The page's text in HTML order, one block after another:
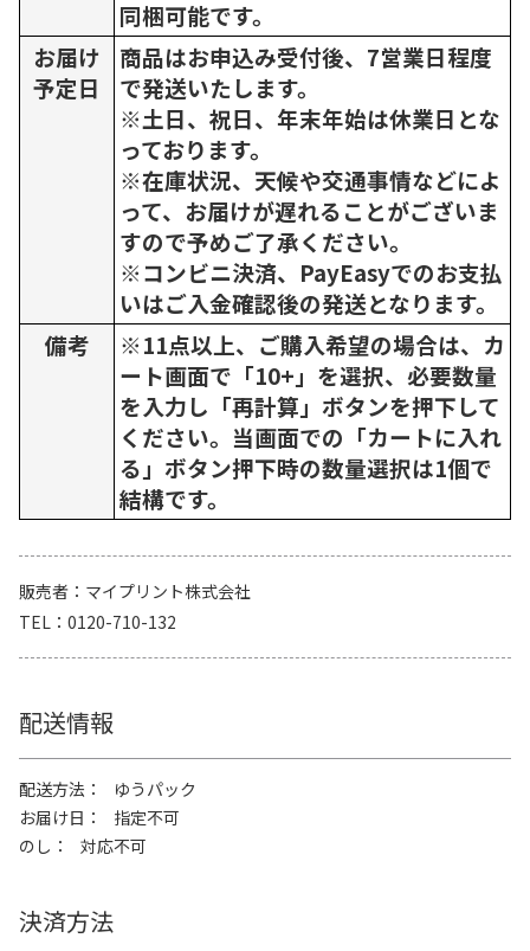
同梱可能です。
お届け
予定日
商品はお申込み受付後、7営業日程度
で発送いたします。
※土日、祝日、年末年始は休業日とな
っております。
※在庫状況、天候や交通事情などによ
って、お届けが遅れることがございま
すので予めご了承ください。
※コンビニ決済、PayEasyでのお支払
いはご入金確認後の発送となります。
備考
※11点以上、ご購入希望の場合は、カ
ート画面で「10+」を選択、必要数量
を入力し「再計算」ボタンを押下して
ください。当画面での「カートに入れ
る」ボタン押下時の数量選択は1個で
結構です。
販売者
マイプリント株式会社
TEL
0120-710-132
配送情報
配送方法
ゆうパック
お届け日
指定不可
のし
対応不可
決済方法